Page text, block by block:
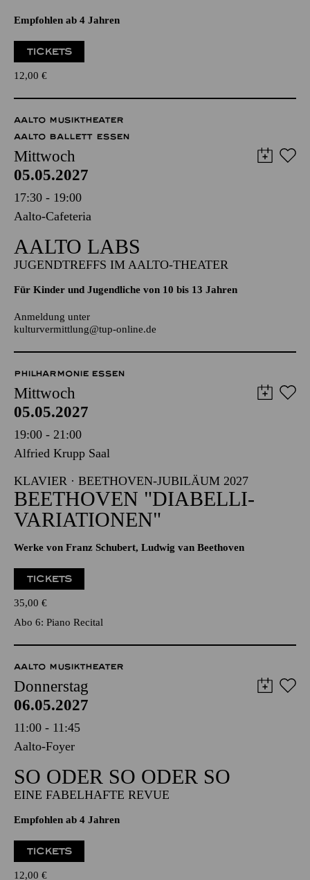
SO ODER SO ODER SO
EINE FABELHAFTE REVUE
Empfohlen ab 4 Jahren
12,00€
AALTO MUSIKTHEATER
AALTO BALLETT ESSEN
Mittwoch
05.05.2027
17:30 - 19:00
Aalto-Cafeteria
AALTO LABS
Für Kinder und Jugendliche von 10 bis 13 Jahren
kulturvermittlung@tup-online.de
PHILHARMONIE ESSEN
Mittwoch
05.05.2027
19:00 - 21:00
Alfried Krupp Saal
KLAVIER · BEETHOVEN-JUBILÄUM 2027
BEETHOVEN "DIABELLI-
Werke von Franz Schubert, Ludwig van Beethoven
TICKETS
35,00€
Abo 6: Piano Recital
AALTO MUSIKTHEATER
Donnerstag
06.05.2027
11:00 - 11:45
Aalto-Foyer
SO ODER SO ODER SO
EINE FABELHAFTE REVUE
Empfohlen ab 4 Jahren